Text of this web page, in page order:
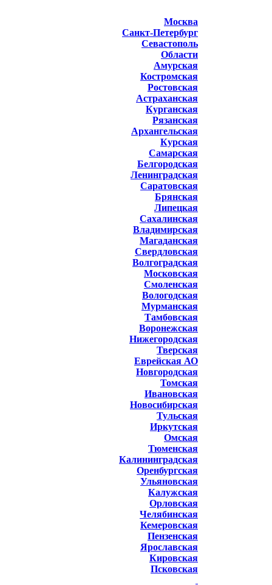
Москва
Санкт-Петербург
Севастополь
Области
Амурская
Костромская
Ростовская
Астраханская
Курганская
Рязанская
Архангельская
Курская
Самарская
Белгородская
Ленинградская
Саратовская
Брянская
Липецкая
Сахалинская
Владимирская
Магаданская
Свердловская
Волгоградская
Московская
Смоленская
Вологодская
Мурманская
Тамбовская
Воронежская
Нижегородская
Тверская
Еврейская АО
Новгородская
Томская
Ивановская
Новосибирская
Тульская
Иркутская
Омская
Тюменская
Калининградская
Оренбургская
Ульяновская
Калужская
Орловская
Челябинская
Кемеровская
Пензенская
Ярославская
Кировская
Псковская